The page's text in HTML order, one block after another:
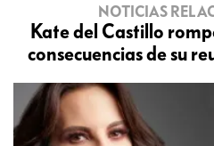
NOTICIAS
Kate del Castillo
consecuencias de su